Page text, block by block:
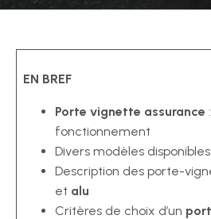
EN BREF
Porte vignette assurance
fonctionnement
Divers modèles
Description des porte-
et alu
Critères de choix d’un